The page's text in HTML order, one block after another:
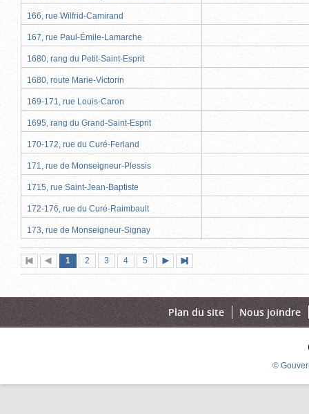
166, rue Wilfrid-Camirand
167, rue Paul-Émile-Lamarche
1680, rang du Petit-Saint-Esprit
1680, route Marie-Victorin
169-171, rue Louis-Caron
1695, rang du Grand-Saint-Esprit
170-172, rue du Curé-Ferland
171, rue de Monseigneur-Plessis
1715, rue Saint-Jean-Baptiste
172-176, rue du Curé-Raimbault
173, rue de Monseigneur-Signay
Première
page
Page
précédente
Page
1 (page
actuelle)
Page
2 Page
3 Page
4 Page
5
suivante
page
Plan du site Nous joindre
©